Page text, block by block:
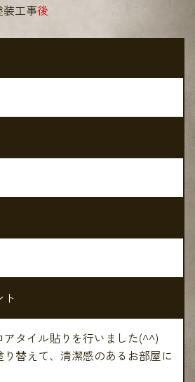
装工事後
ト
タイル貼りを行いました(^^)
替えて、清潔感のあるお部屋に